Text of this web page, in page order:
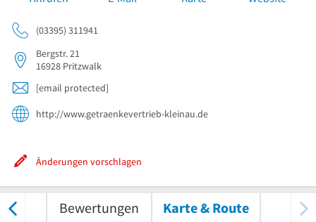
(03395) 311941
Bergstr. 21
16928 Pritzwalk
[email protected]
http://www.getraenkevertrieb-kleinau.de
Änderungen vorschlagen
Bewertungen Karte & Route